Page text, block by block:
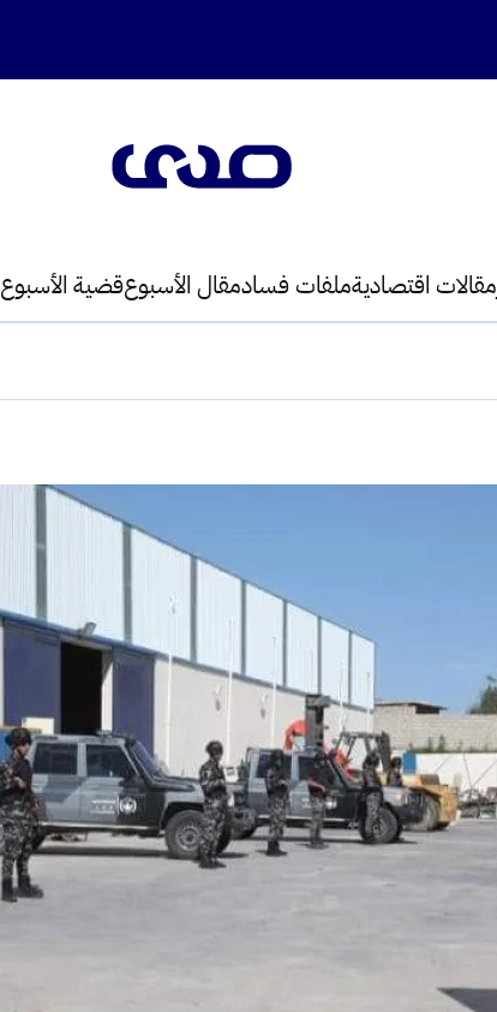
مقالات اقتصاديةملفات فسادمقال الأسبوعقضية الأسبوع